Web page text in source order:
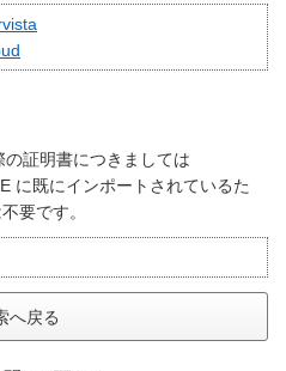
証明書につきましては
に既にインポートされているた
要です。
へ戻る